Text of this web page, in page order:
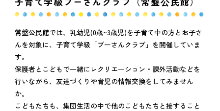
子育て学級プーさんクラブ（常盤公民館）
常盤公民館では、乳幼児(0歳~3歳児)を子育て中の方とお子さ
んを対象に、子育て学級「プーさんクラブ」を開催していま
す。
保護者とこどもで一緒にレクリエーション・課外活動などを
行いながら、友達づくりや育児の情報交換をしてみません
か。
こどもたちも、集団生活の中で他のこどもたちと接すること